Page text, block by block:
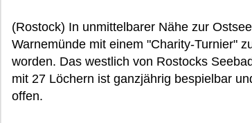
(Rostock) In unmittelbarer Nähe zur
Warnemünde mit einem "Charity-Turnier"
worden. Das westlich von Rostocks
mit 27 Löchern ist ganzjährig bespielbar
offen.